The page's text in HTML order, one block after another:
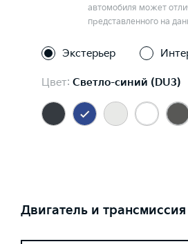
автомобиля может
представленного на
Экстерьер
Цвет: Светло-синий (DU3)
Двигатель и трансмиссия